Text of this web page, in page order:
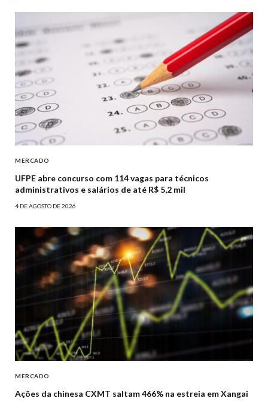
MERCADO
UFPE abre concurso com 114 vagas para técnicos
administrativos e salários de até R$ 5,2 mil
4 DE AGOSTO DE 2026
MERCADO
Ações da chinesa CXMT saltam 466% na estreia em Xangai